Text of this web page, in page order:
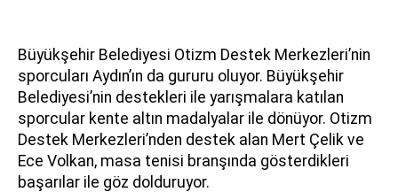
Büyükşehir Belediyesi Otizm Destek Merkezleri’nin
sporcuları Aydın’ın da gururu oluyor. Büyükşehir
Belediyesi’nin destekleri ile yarışmalara katılan
sporcular kente altın madalyalar ile dönüyor. Otizm
Destek Merkezleri’nden destek alan Mert Çelik ve
Ece Volkan, masa tenisi branşında gösterdikleri
başarılar ile göz dolduruyor.